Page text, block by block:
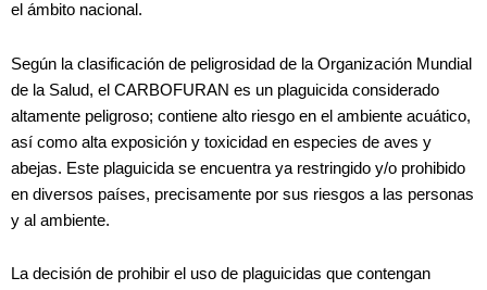
el ámbito nacional.
Según la clasificación de peligrosidad de la Organización Mundial
de la Salud, el CARBOFURAN es un plaguicida considerado
altamente peligroso; contiene alto riesgo en el ambiente acuático,
así como alta exposición y toxicidad en especies de aves y
abejas. Este plaguicida se encuentra ya restringido y/o prohibido
en diversos países, precisamente por sus riesgos a las personas
y al ambiente.
La decisión de prohibir el uso de plaguicidas que contengan